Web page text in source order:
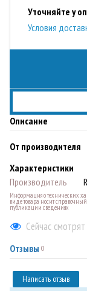
Уточняйте у
Условия
Описание
От производителя
Характеристики
Производитель
Информация о технических
виде товара носит
публикации сведениях
Сейчас смотрят
Отзывы 0
Написать отзыв